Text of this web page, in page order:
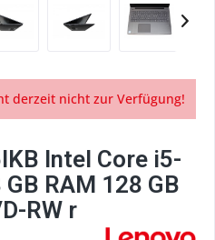
derzeit nicht zur Verfügung!
Intel Core i5-
RAM 128 GB
RW r